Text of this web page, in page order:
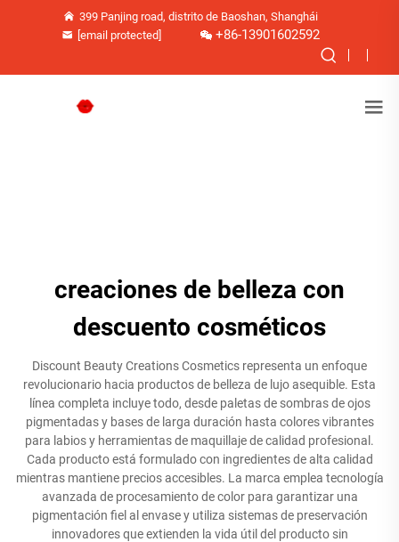
399 Panjing road, distrito de Baoshan, Shanghái
[email protected]
+86-13901602592
creaciones de belleza con
descuento cosméticos
Discount Beauty Creations Cosmetics representa un enfoque
revolucionario hacia productos de belleza de lujo asequible. Esta
línea completa incluye todo, desde paletas de sombras de ojos
pigmentadas y bases de larga duración hasta colores vibrantes
para labios y herramientas de maquillaje de calidad profesional.
Cada producto está formulado con ingredientes de alta calidad
mientras mantiene precios accesibles. La marca emplea tecnología
avanzada de procesamiento de color para garantizar una
pigmentación fiel al envase y utiliza sistemas de preservación
innovadores que extienden la vida útil del producto sin